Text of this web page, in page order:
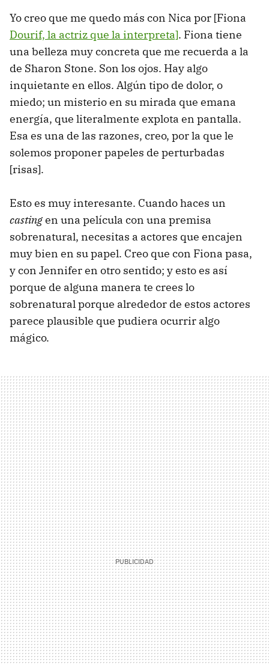
Yo creo que me quedo más con Nica por [Fiona
Dourif, la actriz que la interpreta]. Fiona tiene
una belleza muy concreta que me recuerda a la
de Sharon Stone. Son los ojos. Hay algo
inquietante en ellos. Algún tipo de dolor, o
miedo; un misterio en su mirada que emana
energía, que literalmente explota en pantalla.
Esa es una de las razones, creo, por la que le
solemos proponer papeles de perturbadas
[risas].
Esto es muy interesante. Cuando haces un
castingen una película con una premisa
sobrenatural, necesitas a actores que encajen
muy bien en su papel. Creo que con Fiona pasa,
y con Jennifer en otro sentido; y esto es así
porque de alguna manera te crees lo
sobrenatural porque alrededor de estos actores
parece plausible que pudiera ocurrir algo
mágico.